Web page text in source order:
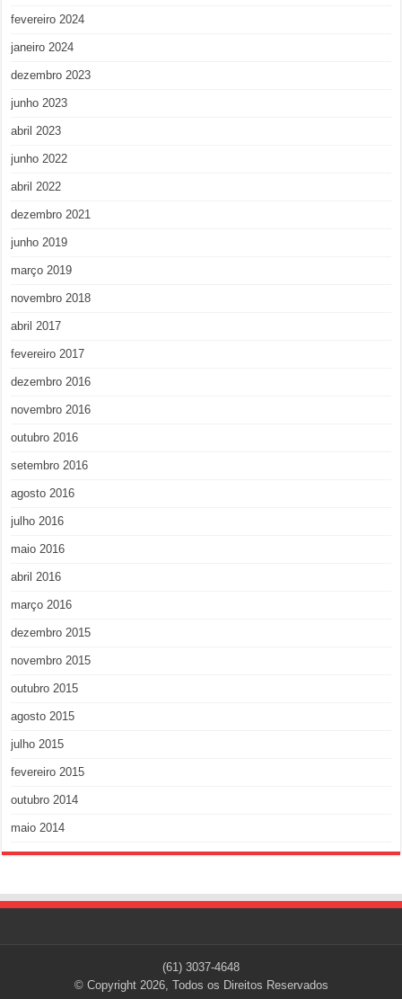
fevereiro 2024
janeiro 2024
dezembro 2023
junho 2023
abril 2023
junho 2022
abril 2022
dezembro 2021
junho 2019
março 2019
novembro 2018
abril 2017
fevereiro 2017
dezembro 2016
novembro 2016
outubro 2016
setembro 2016
agosto 2016
julho 2016
maio 2016
abril 2016
março 2016
dezembro 2015
novembro 2015
outubro 2015
agosto 2015
julho 2015
fevereiro 2015
outubro 2014
maio 2014
(61) 3037-4648
© Copyright 2026, Todos os Direitos Reservados